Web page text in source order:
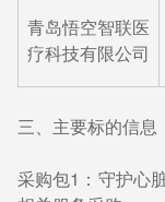
青岛悟空智联医
疗科技有限公司
三、主要标的信息
采购包1：守护心